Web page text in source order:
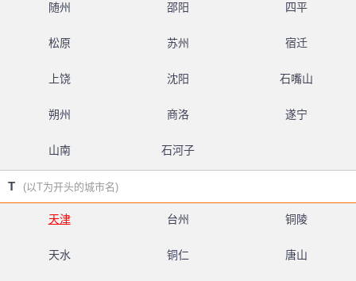
随州 邵阳 四平
松原 苏州 宿迁
上饶 沈阳 石嘴山
朔州 商洛 遂宁
山南 石河子
T (以T为开头的城市名)
天津 台州 铜陵
天水 铜仁 唐山